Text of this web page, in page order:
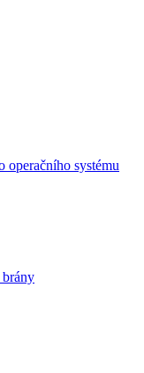
operačního systému